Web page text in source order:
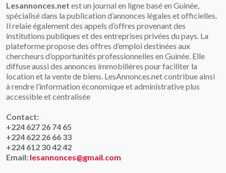
Lesannonces.net est un journal en ligne basé en Guinée,
spécialisé dans la publication d’annonces légales et officielles.
Il relaie également des appels d’offres provenant des
institutions publiques et des entreprises privées du pays. La
plateforme propose des offres d’emploi destinées aux
chercheurs d’opportunités professionnelles en Guinée. Elle
diffuse aussi des annonces immobilières pour faciliter la
location et la vente de biens. LesAnnonces.net contribue ainsi
à rendre l’information économique et administrative plus
accessible et centralisée
Contact:
+224 627 26 74 65
+224 622 26 66 33
+224 612 30 42 42
Email: lesannonces@gmail.com